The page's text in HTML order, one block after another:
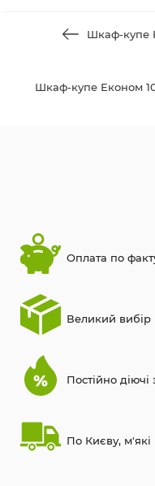
Шкаф-купе
Шкаф-купе Економ
Оплата по
Великий вибір
Постійно
По Києву,